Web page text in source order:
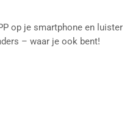
op je smartphone en luister
– waar je ook bent!